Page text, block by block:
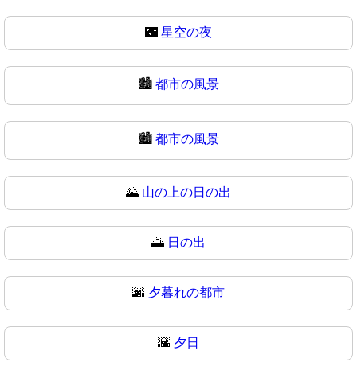
🌃 星空の夜
🏙️ 都市の風景
🏙 都市の風景
🌄 山の上の日の出
🌅 日の出
🌆 夕暮れの都市
🌇 夕日